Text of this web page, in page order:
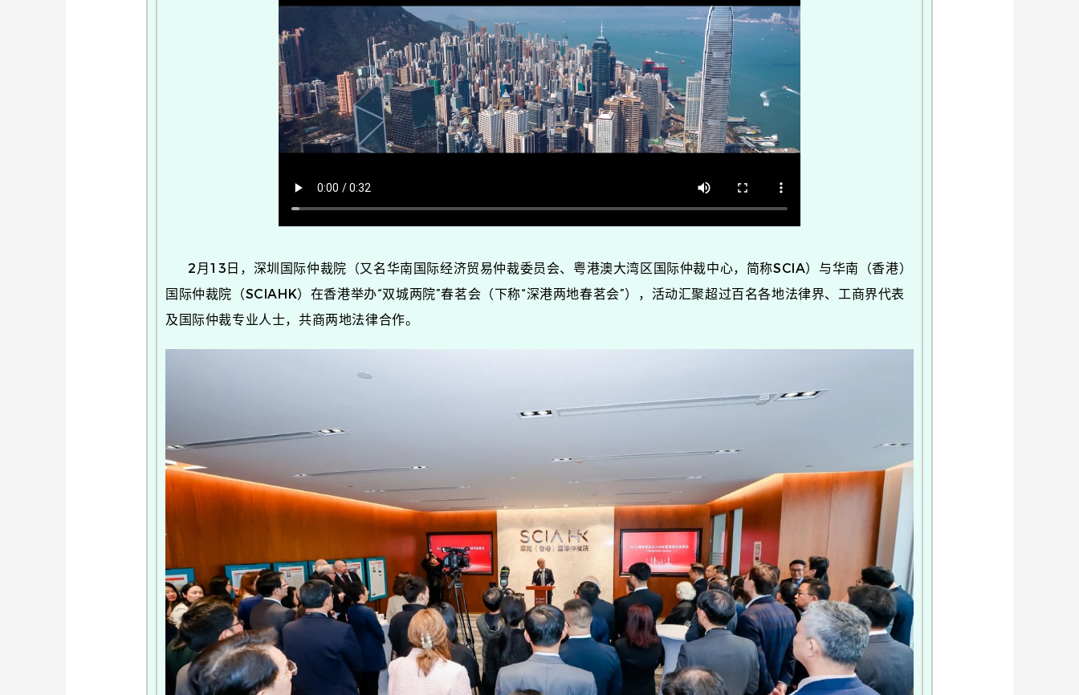
2月13日，深圳国际仲裁院（又名华南国际经济贸易仲裁委员会、粤港澳大湾区国际仲裁中心，简称SCIA）与华南（香港）
国际仲裁院（SCIAHK）在香港举办“双城两院”春茗会（下称“深港两地春茗会”），活动汇聚超过百名各地法律界、工商界代表
及国际仲裁专业人士，共商两地法律合作。